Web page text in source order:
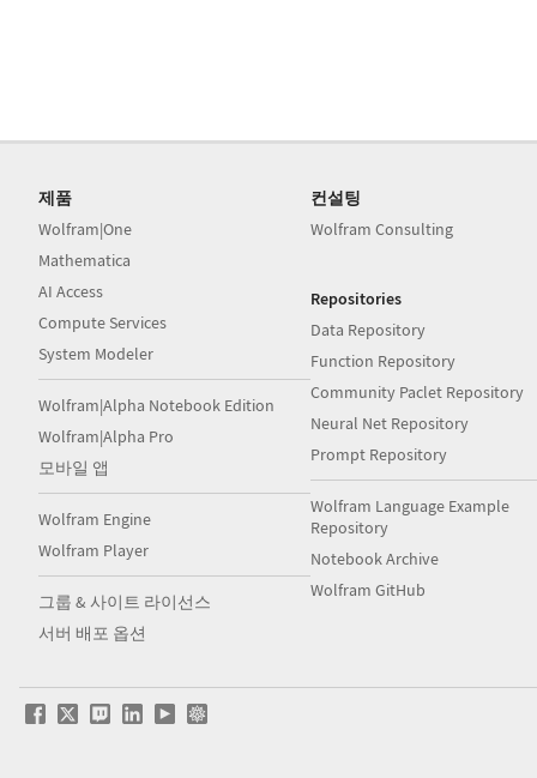
제품
Wolfram|One
Mathematica
AI Access
Compute Services
System Modeler
Wolfram|Alpha Notebook Edition
Wolfram|Alpha Pro
모바일 앱
Wolfram Engine
Wolfram Player
그룹 & 사이트 라이선스
서버 배포 옵션
컨설팅
Wolfram Consulting
Repositories
Data Repository
Function Repository
Community Paclet Repository
Neural Net Repository
Prompt Repository
Wolfram Language Example
Repository
Notebook Archive
Wolfram GitHub